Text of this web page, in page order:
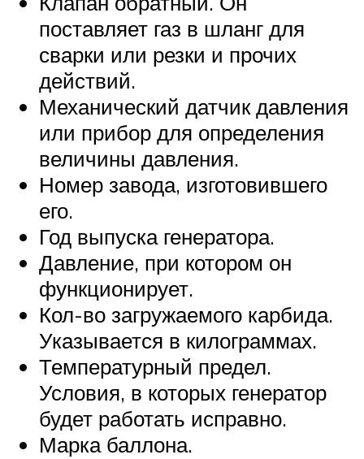
поставляет газ в шланг для
сварки или резки и прочих
действий.
Механический датчик давления
или прибор для определения
величины давления.
Номер завода, изготовившего
его.
Год выпуска генератора.
Давление, при котором он
функционирует.
Кол-во загружаемого карбида.
Указывается в килограммах.
Температурный предел.
Условия, в которых генератор
будет работать исправно.
Марка баллона.